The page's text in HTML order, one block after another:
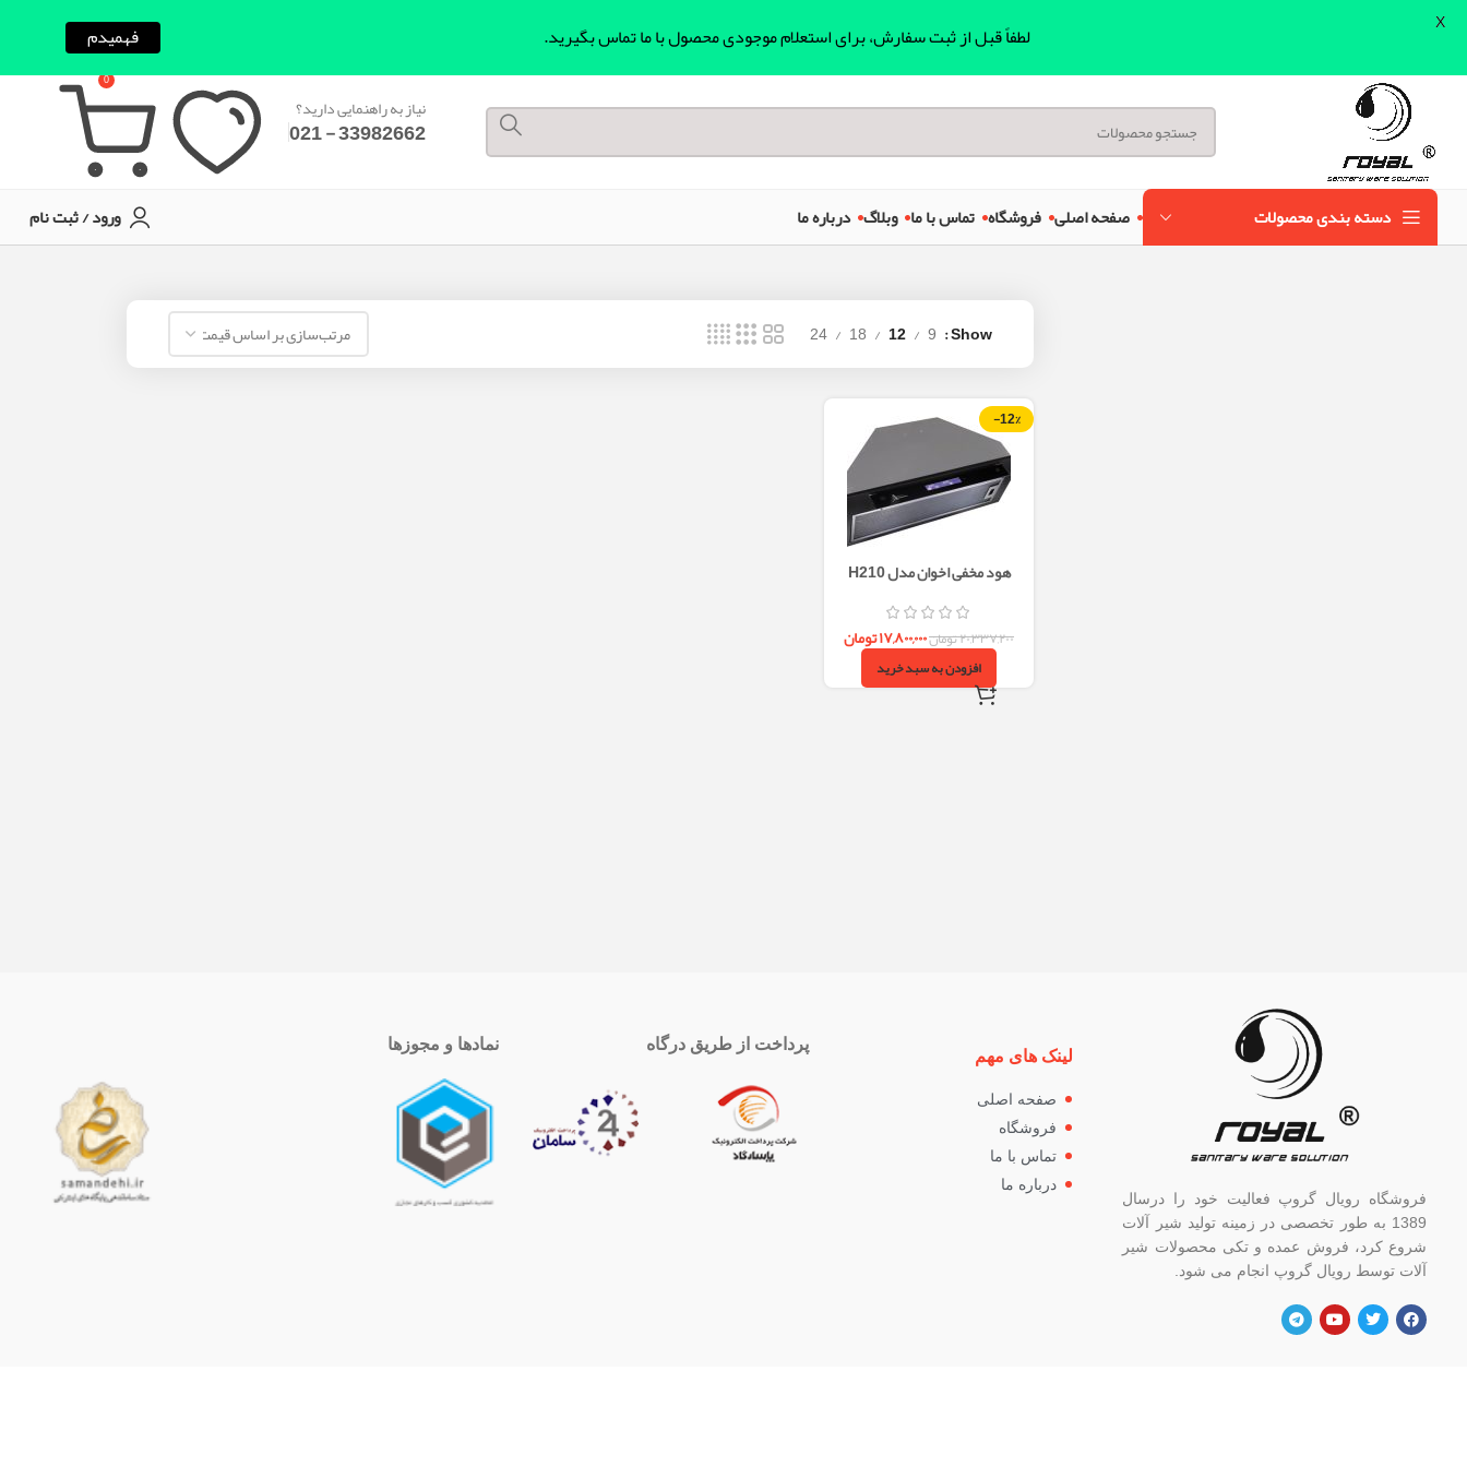
نیاز به راهنمایی دارید؟
33982662 - 021
0
دسته بندی محصولات صفحه اصلی فروشگاه تماس با ما وبلاگ درباره ما ورود / ثبت نام
Show
9
12
18
24
-12%
هود مخفی اخوان مدل H210
۲۰,۳۳۷,۲۰۰تومان۱۷,۸۰۰,۰۰۰تومان
افزودن به سبد خرید
فروشگاه رویال گروپ فعالیت خود را درسال
1389 به طور تخصصی در زمینه تولید شیر آلات
شروع کرد، فروش عمده و تکی محصولات شیر
آلات توسط رویال گروپ انجام می شود.
لینک های مهم
صفحه اصلی
فروشگاه
تماس با ما
درباره ما
پرداخت از طریق درگاه نمادها و مجوزها
لطفاً قبل از ثبت سفارش، برای استعلام موجودی محصول با ما تماس بگیرید. فهمیدم X